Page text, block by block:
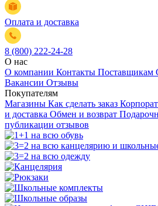
Оплата и доставка
8 (800) 222-24-28
О нас
О компании Контакты Поставщикам
Вакансии Отзывы
Покупателям
Магазины Как сделать заказ
и доставка Обмен и возврат
публикации отзывов